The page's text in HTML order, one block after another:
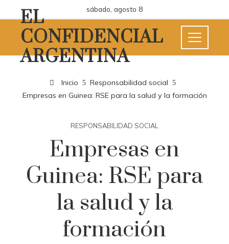
sábado, agosto 8
EL
CONFIDENCIAL
ARGENTINA
Inicio
Responsabilidad social
Empresas en Guinea: RSE para la salud y la formación
RESPONSABILIDAD SOCIAL
Empresas en
Guinea: RSE para
la salud y la
formación